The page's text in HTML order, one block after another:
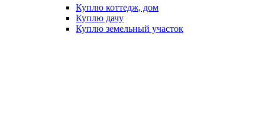
Куплю коттедж, дом
Куплю дачу
Куплю земельный участок